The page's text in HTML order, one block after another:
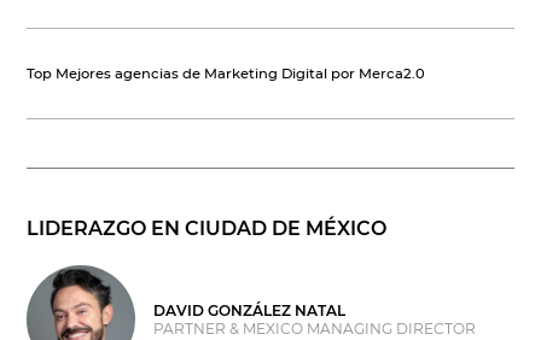
Top Mejores agencias de Marketing Digital por Merca2.0
LIDERAZGO EN CIUDAD DE MÉXICO
DAVID GONZÁLEZ NATAL
PARTNER & MEXICO MANAGING DIRECTOR